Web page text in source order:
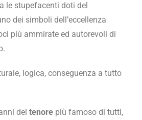
le stupefacenti doti del
dei simboli dell’eccellenza
più ammirate ed autorevoli di
logica, conseguenza a tutto
del tenore più famoso di tutti,